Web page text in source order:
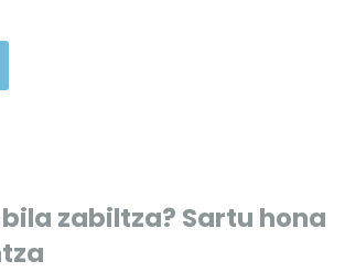
zabiltza? Sartu hona